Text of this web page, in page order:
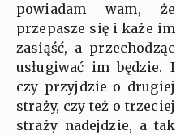
powiadam wam, że
przepasze się i każe im
zasiąść, a przechodząc
usługiwać im będzie. I
czy przyjdzie o drugiej
straży, czy też o trzeciej
straży nadejdzie, a tak